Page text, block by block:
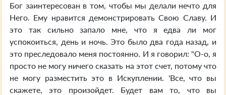
Бог заинтересован в том, чтобы мы делали нечто для
Него. Ему нравится демонстрировать Свою Славу. И
это так сильно запало мне, что я едва ли мог
успокоиться, день и ночь. Это было два года назад, и
это преследовало меня постоянно. И я говорил: "О-о, я
просто не могу ничего сказать на этот счет, потому что
не могу разместить это в Искуплении. 'Все, что вы
скажете, это произойдет. Будет вам то, что вы